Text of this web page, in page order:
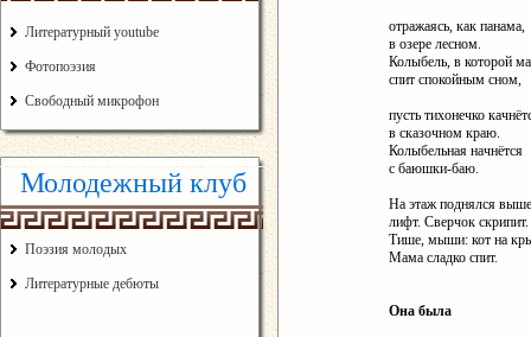
Литературный youtube
Фотопоэзия
Свободный микрофон
Молодежный клуб
Поэзия молодых
Литературные дебюты
отражаясь, как панама,
в озере лесном.
Колыбель, в которой
спит спокойным сном,
пусть тихонечко
в сказочном краю.
Колыбельная начнётся
с баюшки-баю.
На этаж поднялся выше
лифт. Сверчок скрипит.
Тише, мыши: кот на
Мама сладко спит.
Она была